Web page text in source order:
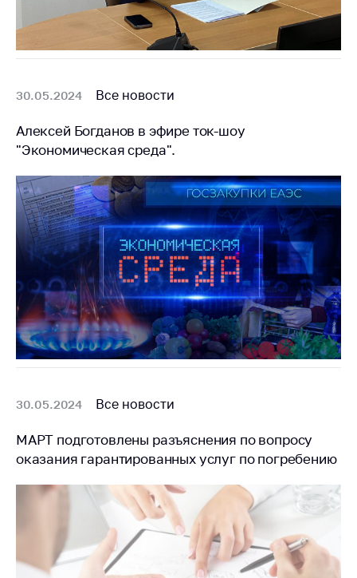
Электронные
обращения
Сообщить о росте
медицинские
изделия
Контакты
Адрес и режим
работы
Приемная
Министра
Горячая линия
Пресс-служба
Вышестоящий
Сообщить о росте
цен
Ценообразование
на лекарственные
средства, изделия
медицинского
назначения и
30.05.2024 Все новости
Алексей Богданов в эфире ток-шоу
"Экономическая среда".
30.05.2024 Все новости
МАРТ подготовлены разъяснения по вопросу
оказания гарантированных услуг по погребению